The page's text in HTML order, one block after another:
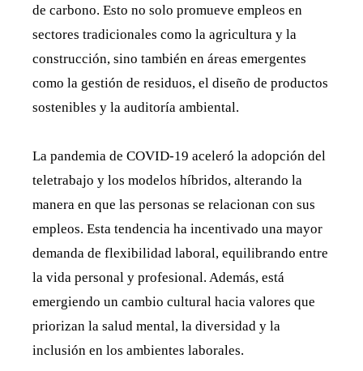
de carbono. Esto no solo promueve empleos en
sectores tradicionales como la agricultura y la
construcción, sino también en áreas emergentes
como la gestión de residuos, el diseño de productos
sostenibles y la auditoría ambiental.
La pandemia de COVID-19 aceleró la adopción del
teletrabajo y los modelos híbridos, alterando la
manera en que las personas se relacionan con sus
empleos. Esta tendencia ha incentivado una mayor
demanda de flexibilidad laboral, equilibrando entre
la vida personal y profesional. Además, está
emergiendo un cambio cultural hacia valores que
priorizan la salud mental, la diversidad y la
inclusión en los ambientes laborales.